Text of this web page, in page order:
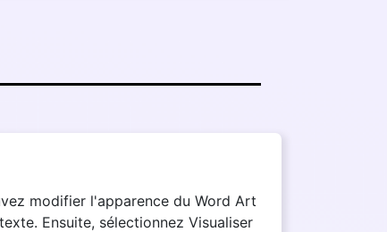
modifier l'apparence du Word Art
Ensuite, sélectionnez Visualiser